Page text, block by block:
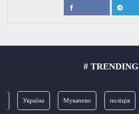
# TRENDING
Україна Мукачево поліція